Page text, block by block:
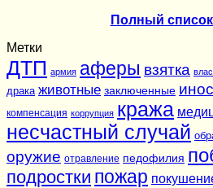
Полный
Метки
ДТП армия аферы взятка
драка животные заключенные
компенсация коррупция кража
несчастный случай
оружие отравление педофилия
подростки пожар